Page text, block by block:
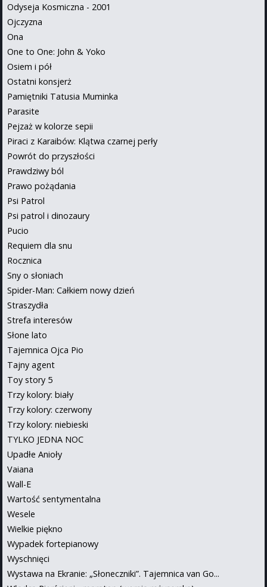
Odyseja Kosmiczna - 2001
Ojczyzna
Ona
One to One: John & Yoko
Osiem i pół
Ostatni konsjerż
Pamiętniki Tatusia Muminka
Parasite
Pejzaż w kolorze sepii
Piraci z Karaibów: Klątwa czarnej perły
Powrót do przyszłości
Prawdziwy ból
Prawo pożądania
Psi Patrol
Psi patrol i dinozaury
Pucio
Requiem dla snu
Rocznica
Sny o słoniach
Spider-Man: Całkiem nowy dzień
Straszydła
Strefa interesów
Słone lato
Tajemnica Ojca Pio
Tajny agent
Toy story 5
Trzy kolory: biały
Trzy kolory: czerwony
Trzy kolory: niebieski
TYLKO JEDNA NOC
Upadłe Anioły
Vaiana
Wall-E
Wartość sentymentalna
Wesele
Wielkie piękno
Wypadek fortepianowy
Wyschnięci
Wystawa na Ekranie: „Słoneczniki”. Tajemnica van Go...